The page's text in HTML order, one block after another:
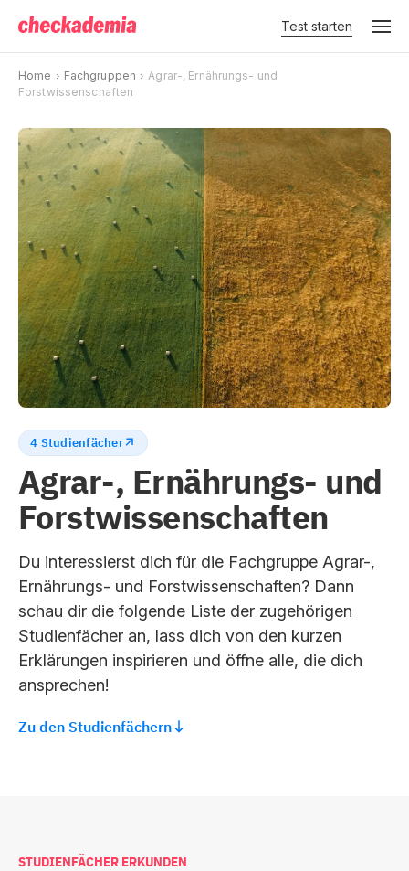
Test starten
Home Fachgruppen
Agrar-, Ernährungs- und
Forstwissenschaften
4 Studienfächer
Agrar-, Ernährungs- und
Forstwissenschaften
Du interessierst dich für die Fachgruppe Agrar-,
Ernährungs- und Forstwissenschaften? Dann
schau dir die folgende Liste der zugehörigen
Studienfächer an, lass dich von den kurzen
Erklärungen inspirieren und öffne alle, die dich
ansprechen!
Zu den Studienfächern
STUDIENFÄCHER ERKUNDEN